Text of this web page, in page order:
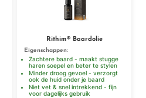
Rithim® Baardolie
Eigenschappen:
Zachtere baard - maakt stugge
haren soepel en beter te stylen
Minder droog gevoel - verzorgt
ook de huid onder je baard
Niet vet & snel intrekkend - fijn
voor dagelijks gebruik